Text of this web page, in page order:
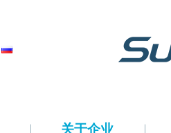
关于企业